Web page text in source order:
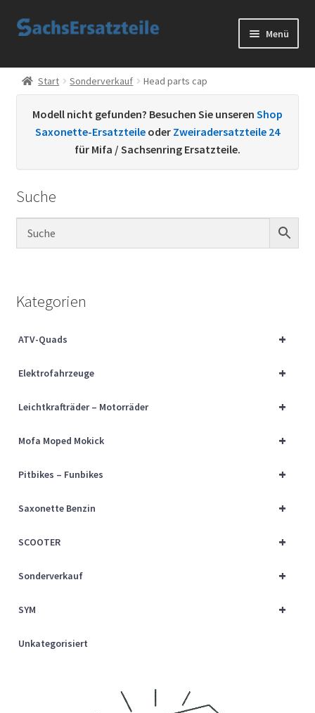
Zur
Zum
Menü
Start
Kontakt
Widerrufsbelehrung
Cart
Checkout
My account
Start Sonderverkauf Head parts cap
Modell nicht gefunden? Besuchen Sie unseren Shop
Saxonette-Ersatzteile oder Zweiradersatzteile 24
für Mifa / Sachsenring Ersatzteile.
Suche
Kategorien
+
ATV-Quads
+
Elektrofahrzeuge
+
Leichtkrafträder – Motorräder
+
Mofa Moped Mokick
+
Pitbikes – Funbikes
+
Saxonette Benzin
+
SCOOTER
+
Sonderverkauf
+
SYM
Unkategorisiert